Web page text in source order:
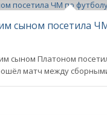
сыном посетила
сыном Платоном
матч между